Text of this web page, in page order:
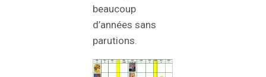
beaucoup
d’années sans
parutions.